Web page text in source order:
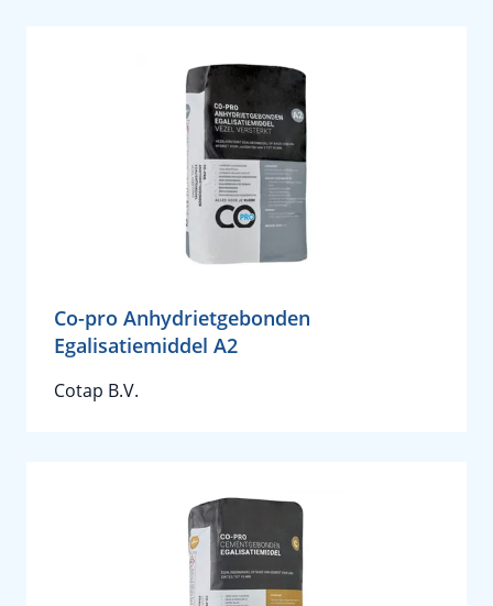
Co-pro Anhydrietgebonden
Egalisatiemiddel A2
Cotap B.V.